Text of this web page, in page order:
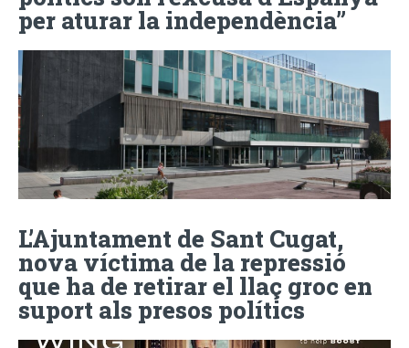
per aturar la independència”
L’Ajuntament de Sant Cugat,
nova víctima de la repressió
que ha de retirar el llaç groc en
suport als presos polítics